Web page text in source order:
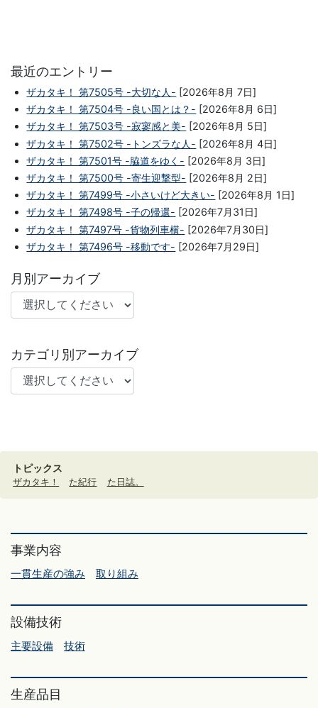
最近のエントリー
ザカタキ！ 第7505号 -大切な人- [2026年8月 7日]
ザカタキ！ 第7504号 -良い国とは？- [2026年8月 6日]
ザカタキ！ 第7503号 -寂寥感と美- [2026年8月 5日]
ザカタキ！ 第7502号 -トンズラな人- [2026年8月 4日]
ザカタキ！ 第7501号 -脇道をゆく- [2026年8月 3日]
ザカタキ！ 第7500号 -寄生迎撃型- [2026年8月 2日]
ザカタキ！ 第7499号 -小さいけど大きい- [2026年8月 1日]
ザカタキ！ 第7498号 -子の帰還- [2026年7月31日]
ザカタキ！ 第7497号 -貨物列車横- [2026年7月30日]
ザカタキ！ 第7496号 -移動です- [2026年7月29日]
月別アーカイブ
カテゴリ別アーカイブ
トピックス
ザカタキ！ た紀行 た日誌。
事業内容
一貫生産の強み 取り組み
設備技術
主要設備 技術
生産品目